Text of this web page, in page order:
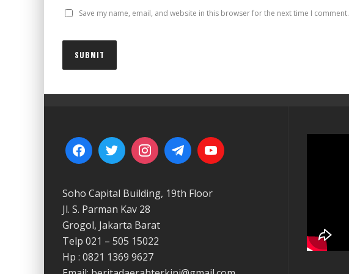
Save my name, email, and website in this browser for the next time I comment.
Soho Capital Building, 19th Floor
Jl. S. Parman Kav 28
Grogol, Jakarta Barat
Telp 021 – 505 15022
Hp : 0821 1369 9627